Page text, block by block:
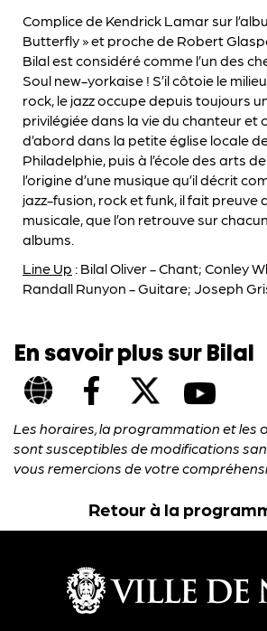
Complice de Kendrick Lamar sur
Butterfly » et proche de Robert
Bilal est considéré comme l’un des
Soul new-yorkaise ! S’il côtoie le
rock, le jazz occupe depuis toujours
privilégiée dans la vie du chanteur et
d’abord dans la petite église locale
Philadelphie, puis à l’école des arts
l’origine d’une musique qu’il décrit
jazz-fusion, rock et funk, il fait preuve
musicale, que l’on retrouve sur
albums.
Line Up : Bilal Oliver - Chant; Conley
Randall Runyon - Guitare; Joseph
En savoir plus sur Bilal
Les horaires, la programmation et les
sont susceptibles de modifications
vous remercions de votre
Retour à la